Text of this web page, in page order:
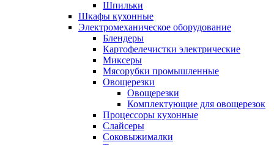
Шпильки
Шкафы кухонные
Электромеханическое оборудование
Блендеры
Картофелечистки электрические
Миксеры
Мясорубки промышленные
Овощерезки
Овощерезки
Комплектующие для овощерезок
Процессоры кухонные
Слайсеры
Соковыжималки